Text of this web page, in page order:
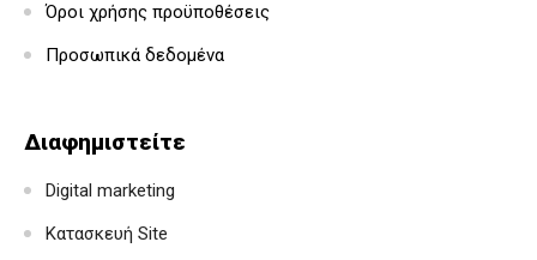
Όροι χρήσης προϋποθέσεις
Προσωπικά δεδομένα
Διαφημιστείτε
Digital marketing
Κατασκευή Site